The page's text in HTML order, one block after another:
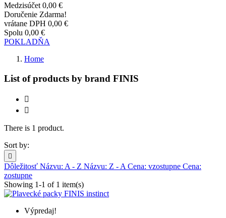
Medzisúčet 0,00 €
Doručenie Zdarma!
vrátane DPH 0,00 €
Spolu 0,00 €
POKLADŇA
Home
List of products by brand FINIS


There is 1 product.
Sort by:

Dôležitosť Názvu: A - Z Názvu: Z - A Cena: vzostupne Cena:
zostupne
Showing 1-1 of 1 item(s)
Výpredaj!